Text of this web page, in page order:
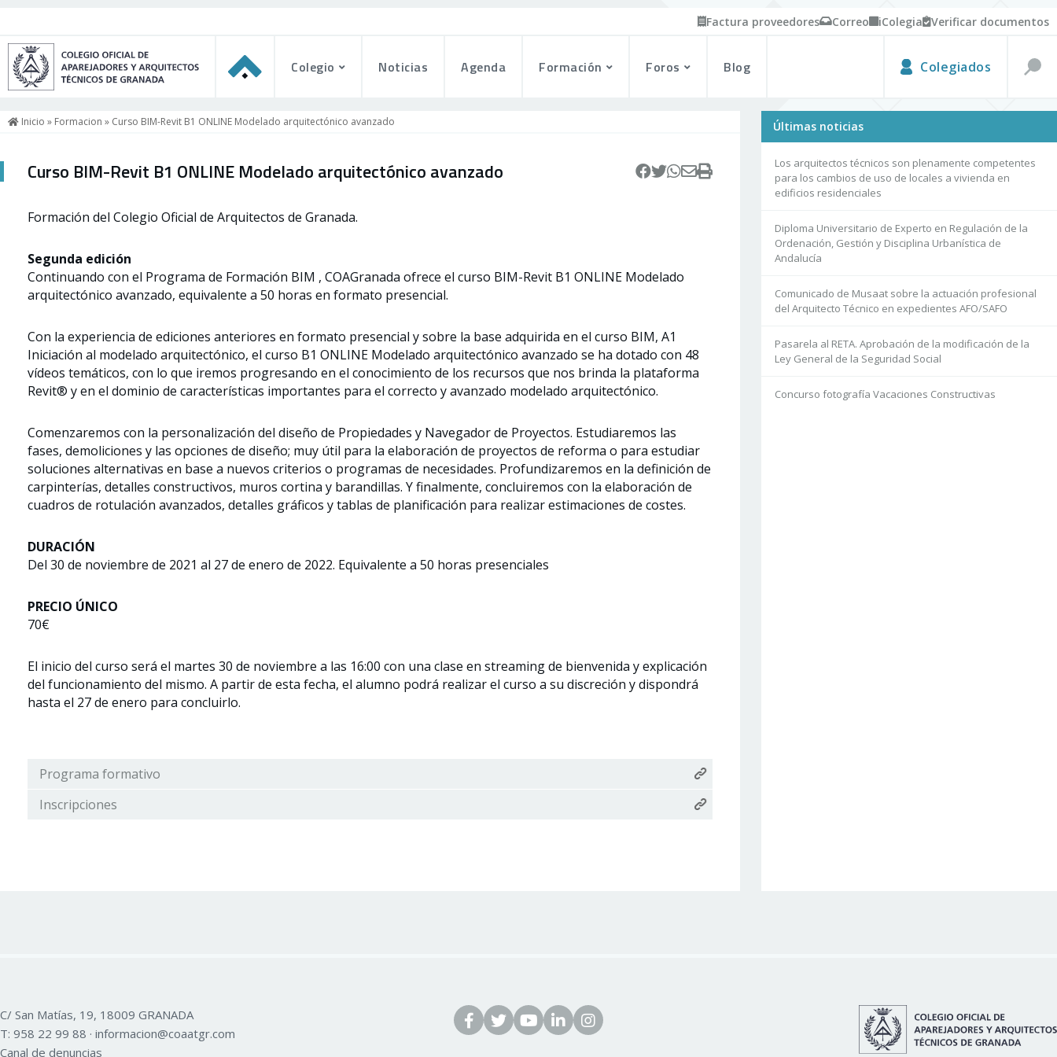
Factura proveedores Correo iColegia Verificar documentos
Colegio Noticias Agenda Formación Foros Blog Colegiados
Inicio » Formacion » Curso BIM-Revit B1 ONLINE Modelado arquitectónico avanzado
Curso BIM-Revit B1 ONLINE Modelado arquitectónico avanzado
Formación del Colegio Oficial de Arquitectos de Granada.
Segunda edición
Continuando con el Programa de Formación BIM , COAGranada ofrece el curso BIM-Revit B1 ONLINE Modelado
arquitectónico avanzado, equivalente a 50 horas en formato presencial.
Con la experiencia de ediciones anteriores en formato presencial y sobre la base adquirida en el curso BIM, A1
Iniciación al modelado arquitectónico, el curso B1 ONLINE Modelado arquitectónico avanzado se ha dotado con 48
vídeos temáticos, con lo que iremos progresando en el conocimiento de los recursos que nos brinda la plataforma
Revit® y en el dominio de características importantes para el correcto y avanzado modelado arquitectónico.
Comenzaremos con la personalización del diseño de Propiedades y Navegador de Proyectos. Estudiaremos las
fases, demoliciones y las opciones de diseño; muy útil para la elaboración de proyectos de reforma o para estudiar
soluciones alternativas en base a nuevos criterios o programas de necesidades. Profundizaremos en la definición de
carpinterías, detalles constructivos, muros cortina y barandillas. Y finalmente, concluiremos con la elaboración de
cuadros de rotulación avanzados, detalles gráficos y tablas de planificación para realizar estimaciones de costes.
DURACIÓN
Del 30 de noviembre de 2021 al 27 de enero de 2022. Equivalente a 50 horas presenciales
PRECIO ÚNICO
70€
El inicio del curso será el martes 30 de noviembre a las 16:00 con una clase en streaming de bienvenida y explicación
del funcionamiento del mismo. A partir de esta fecha, el alumno podrá realizar el curso a su discreción y dispondrá
hasta el 27 de enero para concluirlo.
Programa formativo
Inscripciones
Últimas noticias
Los arquitectos técnicos son plenamente competentes
para los cambios de uso de locales a vivienda en
edificios residenciales
Diploma Universitario de Experto en Regulación de la
Ordenación, Gestión y Disciplina Urbanística de
Andalucía
Comunicado de Musaat sobre la actuación profesional
del Arquitecto Técnico en expedientes AFO/SAFO
Pasarela al RETA. Aprobación de la modificación de la
Ley General de la Seguridad Social
Concurso fotografía Vacaciones Constructivas
C/ San Matías, 19, 18009 GRANADA
T: 958 22 99 88 · informacion@coaatgr.com
Canal de denuncias